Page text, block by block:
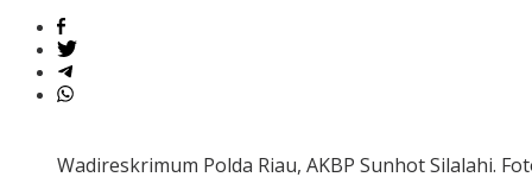
Wadireskrimum Polda Riau, AKBP Sunhot Silalahi.